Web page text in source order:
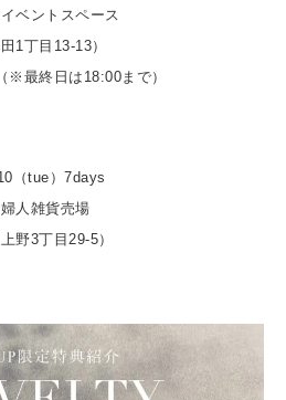
ベントスペース
1丁目13-13）
※最終日は18:00まで）
（tue）7days
人雑貨売場
野3丁目29-5）